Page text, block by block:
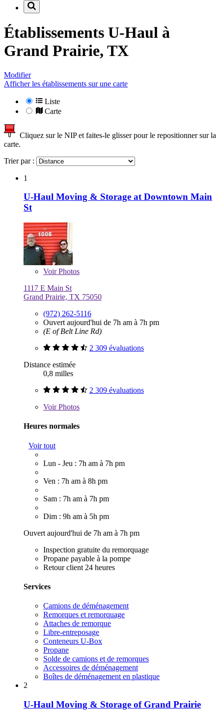
Établissements U-Haul à
Grand Prairie, TX
Modifier
Afficher les établissements sur une carte
Liste
Carte
Cliquez sur le NIP et faites-le glisser pour le repositionner sur la
carte.
Trier par :
1
U-Haul Moving & Storage at Downtown Main
St
VoirPhotos
1117 E Main St
Grand Prairie, TX 75050
(972) 262-5116
Ouvert aujourd'hui de 7h am à 7h pm
(E of Belt Line Rd)
2 309 évaluations
Distance estimée
0,8 milles
2 309 évaluations
VoirPhotos
Heures normales
Voir tout
Lun - Jeu : 7h am à 7h pm
Ven : 7h am à 8h pm
Sam : 7h am à 7h pm
Dim : 9h am à 5h pm
Ouvert aujourd'hui de 7h am à 7h pm
Inspection gratuite du remorquage
Propane payable à la pompe
Retour client 24 heures
Services
Camions de déménagement
Remorques et remorquage
Attaches de remorque
Libre-entreposage
Conteneurs U-Box
Propane
Solde de camions et de remorques
Accessoires de déménagement
Boîtes de déménagement en plastique
2
U-Haul Moving & Storage of Grand Prairie